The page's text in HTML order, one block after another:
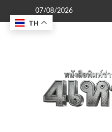
content
07/08/2026
TH